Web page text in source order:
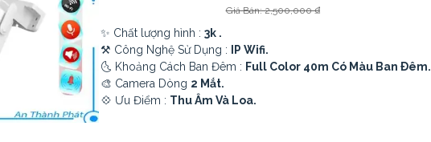
Giá Bán: 2,500,000 ₫
✨ Chất lượng hình : 3k .
⚒ Công Nghệ Sử Dụng :
IP Wifi.
🌜 Khoảng Cách Ban Đêm : Full Color 40m Có Màu Ban Ðêm.
🎨 Camera Dòng 2 Mắt.
️💠 Ưu Điểm : Thu Âm Và Loa.